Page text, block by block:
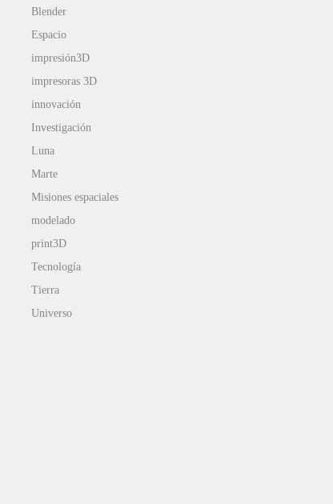
Blender
Espacio
impresión3D
impresoras 3D
innovación
Investigación
Luna
Marte
Misiones espaciales
modelado
print3D
Tecnología
Tierra
Universo